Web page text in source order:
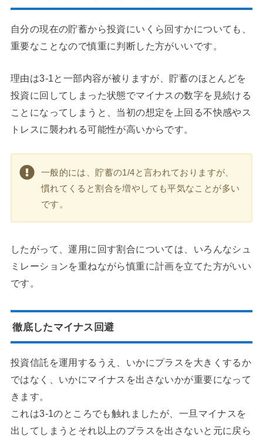
自分の現在の貯蓄から投資にいくら回すかについても、
重要なことなので慎重に判断した方がいいです。
理由は3-1と一部内容が被りますが、貯蓄のほとんどを
投資に回してしまった状態でマイナスの数字を見続ける
ことになってしまうと、当初の想定を上回る不快感やス
トレスに襲われる可能性が高いからです。
一般的には、貯蓄の1/4と言われておりますが、
慣れてくると割合を増やしても平気なことが多い
です。
したがって、運用に回す割合については、いろんなシュ
ミレーションを重ねながら慎重に計画を立てた方がいい
です。
徹底したマイナス回避
投資信託を運用するうえ、いかにプラスを大きくするか
ではなく、いかにマイナスを出さないかが重要になって
きます。
これは3-1のところでも触れましたが、一旦マイナスを
出してしまうとそれ以上のプラスを出さないと元に戻ら